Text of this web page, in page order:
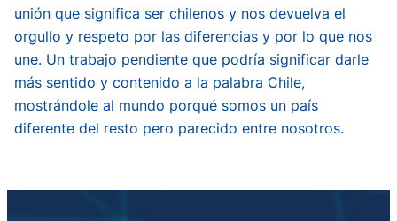
unión que significa ser chilenos y nos devuelva el
orgullo y respeto por las diferencias y por lo que nos
une. Un trabajo pendiente que podría significar darle
más sentido y contenido a la palabra Chile,
mostrándole al mundo porqué somos un país
diferente del resto pero parecido entre nosotros.